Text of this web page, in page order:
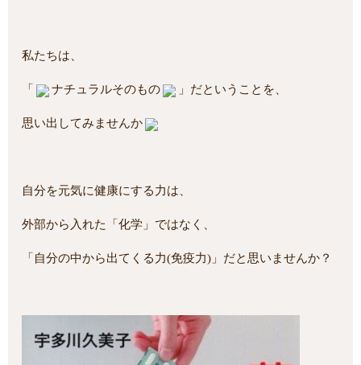
私たちは、
「 ナチュラルそのもの 」だということを、
思い出してみませんか
自分を元気に健康にする力は、
外部から入れた「化学」ではなく、
「自分の中から出てくる力(免疫力)」だと思いませんか？